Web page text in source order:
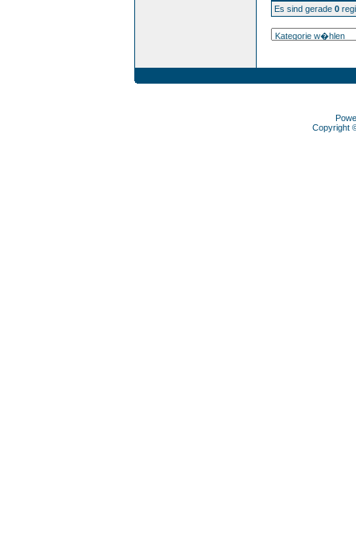
Es sind gerade 0
Copyright